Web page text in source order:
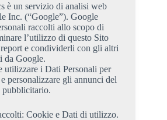
è un servizio di analisi web
Inc. (“Google”). Google
raccolti allo scopo di
l’utilizzo di questo Sito
e condividerli con gli altri
da Google.
utilizzare i Dati Personali per
personalizzare gli annunci del
Cookie e Dati di utilizzo.